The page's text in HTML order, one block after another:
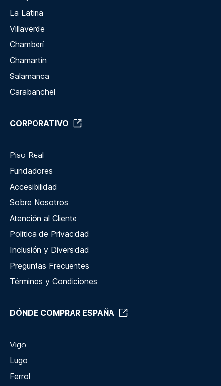
La Latina
Villaverde
Chamberí
Chamartín
Salamanca
Carabanchel
CORPORATIVO
Piso Real
Fundadores
Accesibilidad
Sobre Nosotros
Atención al Cliente
Política de Privacidad
Inclusión y Diversidad
Preguntas Frecuentes
Términos y Condiciones
DÓNDE COMPRAR ESPAÑA
Vigo
Lugo
Ferrol